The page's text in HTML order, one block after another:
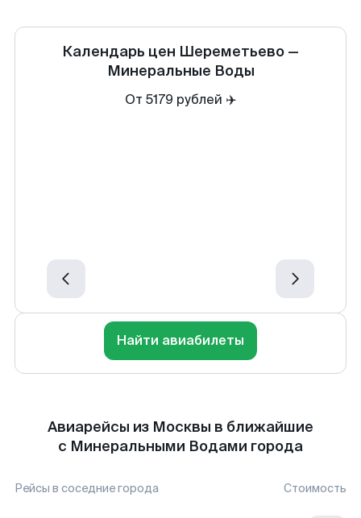
Календарь цен Шереметьево —
Минеральные Воды
От 5179 рублей ✈️
Найти авиабилеты
Авиарейсы из Москвы в ближайшие
с Минеральными Водами города
Рейсы в соседние города Стоимость